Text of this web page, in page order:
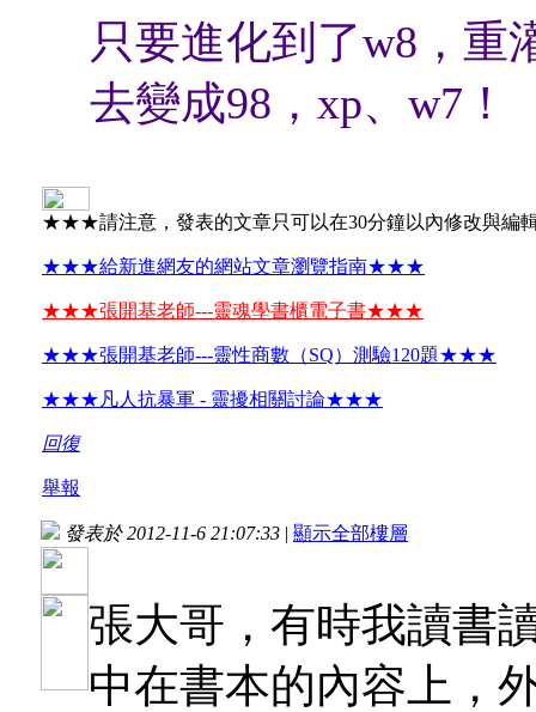
只要進化到了w8，重
去變成98，xp、w7！
★★★請注意，發表的文章只可以在30分鐘以內修改與
★★★給新進網友的網站文章瀏覽指南★★★
★★★張開基老師---靈魂學書櫃電子書★★★
★★★張開基老師---靈性商數（SQ）測驗120題★★★
★★★凡人抗暴軍 - 靈擾相關討論★★★
回復
舉報
發表於 2012-11-6 21:07:33 | 顯示全部樓層
張大哥，有時我讀書
中在書本的內容上，